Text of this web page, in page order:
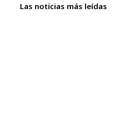
Las noticias más leídas